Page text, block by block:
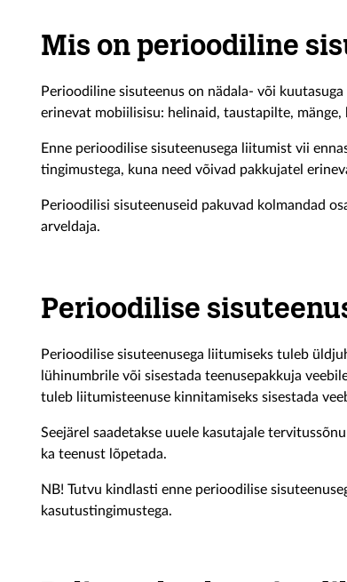
Mis on perioodiline
Perioodiline sisuteenus on nädala- või
erinevat mobiilisisu: helinaid, taustapilte, mänge,
Enne perioodilise sisuteenusega liitumist vii
tingimustega, kuna need võivad pakkujatel
Perioodilisi sisuteenuseid pakuvad kolmandad
arveldaja.
Perioodilise
Perioodilise sisuteenusega liitumiseks tuleb
lühinumbrile või sisestada teenusepakkuja
tuleb liitumisteenuse kinnitamiseks sisestada
Seejärel saadetakse uuele kasutajale
ka teenust lõpetada.
NB! Tutvu kindlasti enne perioodilise
kasutustingimustega.